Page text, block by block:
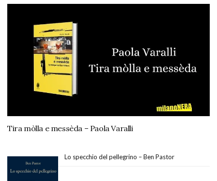
Tira mòlla e messèda – Paola Varalli
Lo specchio del pellegrino – Ben Pastor